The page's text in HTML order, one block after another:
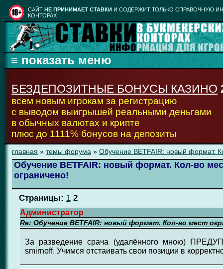
CАЙТ НЕ ПРИНИМАЕТ СТАВКИ И СОДЕРЖИТ ТОЛЬКО СПРАВОЧНУЮ
КОНТОРАХ
БЕЗДЕПОЗИТНЫЕ БОНУСЫ КАЗИНО
всем новым игрокам за регистрацию
с выводом выигрышей реальными деньгами
в обычных валютах и крипте
плюс до 1111% бонусов на депозиты
главная » темы форума » Обучение BETFAIR: новый формат.
Обучение BETFAIR: новый формат. Кол-во
ограничено!
Страницы: 1 2
Администратор
Re: Обучение BETFAIR: новый формат. Кол-во мест
За разведение срача (удалённого мною)
smirnoff. Учимся отстаивать свои позиции в